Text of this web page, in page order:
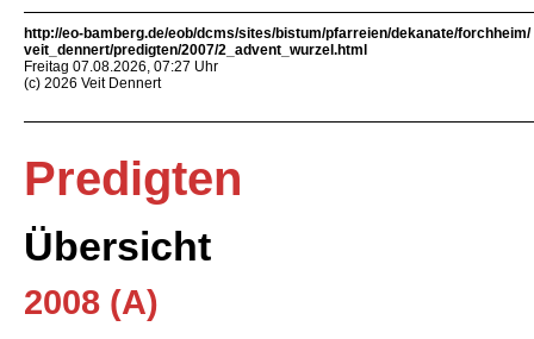
http://eo-bamberg.de/eob/dcms/sites/bistum/pfarreien/dekanate/forchheim/
veit_dennert/predigten/2007/2_advent_wurzel.html
Freitag 07.08.2026, 07:27 Uhr
(c) 2026 Veit Dennert
Predigten
Übersicht
2008 (A)